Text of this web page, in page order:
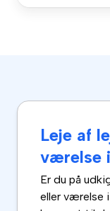
Leje af
værelse
Er du på
eller værelse i